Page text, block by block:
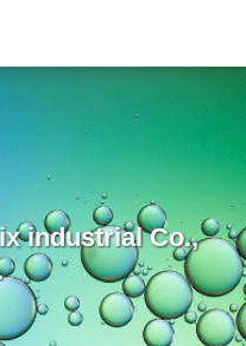
industrial Co.,